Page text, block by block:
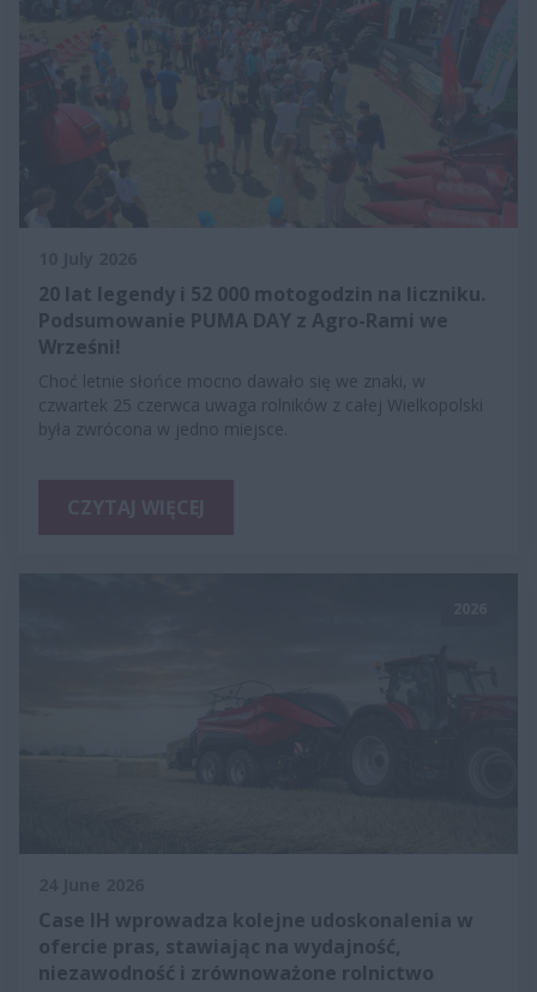
20 lat legendy i 52 000 motogodzin na liczniku.
Podsumowanie PUMA DAY z Agro-Rami we
Wrześni!
Choć letnie słońce mocno dawało się we znaki, w
czwartek 25 czerwca uwaga rolników z całej Wielkopolski
była zwrócona w jedno miejsce.
Case IH wprowadza kolejne udoskonalenia w
ofercie pras, stawiając na wydajność,
niezawodność i zrównoważone rolnictwo